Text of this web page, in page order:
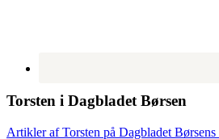
Torsten i Dagbladet Børsen
Artikler af Torsten på Dagbladet Børsens